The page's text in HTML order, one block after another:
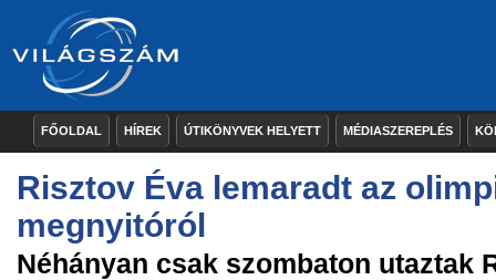
FŐOLDAL HÍREK ÚTIKÖNYVEK HELYETT MÉDIASZEREPLÉS
Risztov Éva lemaradt az
megnyitóról
Néhányan csak szombaton utaztak